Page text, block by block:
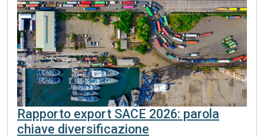
Rapporto export SACE 2026: parola
chiave diversificazione